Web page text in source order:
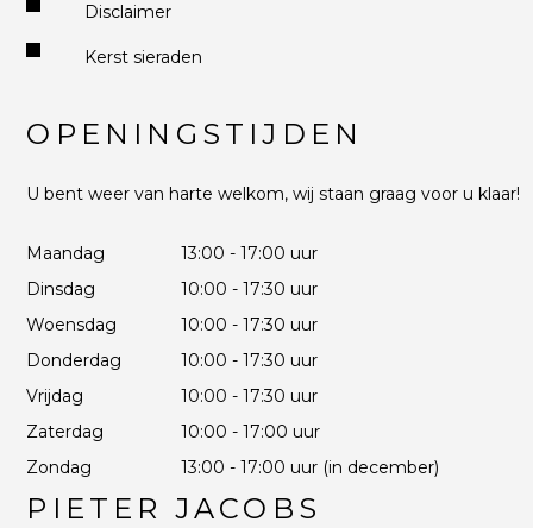
Disclaimer
Kerst sieraden
OPENINGSTIJDEN
U bent weer van harte welkom, wij staan graag voor u klaar!
Maandag
13:00 - 17:00 uur
Dinsdag
10:00 - 17:30 uur
Woensdag
10:00 - 17:30 uur
Donderdag
10:00 - 17:30 uur
Vrijdag
10:00 - 17:30 uur
Zaterdag
10:00 - 17:00 uur
Zondag
13:00 - 17:00 uur (in december)
PIETER JACOBS